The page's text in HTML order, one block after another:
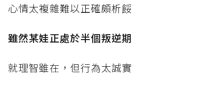
心情太複雜難以正確頗析餒
雖然某娃正處於半個叛逆期
就理智雖在，但行為太誠實